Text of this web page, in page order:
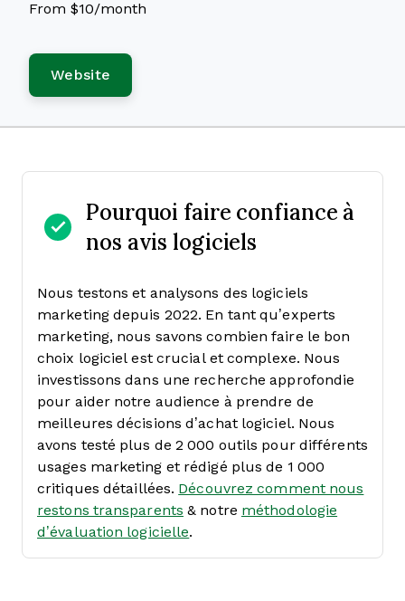
From $10/month
Website
Pourquoi faire confiance à
nos avis logiciels
Nous testons et analysons des logiciels
marketing depuis 2022. En tant qu’experts
marketing, nous savons combien faire le bon
choix logiciel est crucial et complexe. Nous
investissons dans une recherche approfondie
pour aider notre audience à prendre de
meilleures décisions d’achat logiciel. Nous
avons testé plus de 2 000 outils pour différents
usages marketing et rédigé plus de 1 000
critiques détaillées. Découvrez comment nous
restons transparents & notre méthodologie
d’évaluation logicielle.